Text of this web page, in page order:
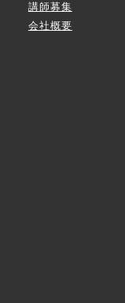
講師募集
会社概要